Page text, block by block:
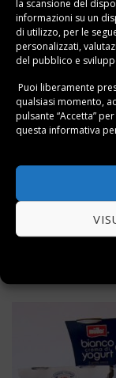
la scansione del
informazioni su un
di utilizzo, per le
personalizzati,
del pubblico e
Puoi liberamente
qualsiasi momento,
pulsante “Accetta”
questa informativa
Le proprietà e i